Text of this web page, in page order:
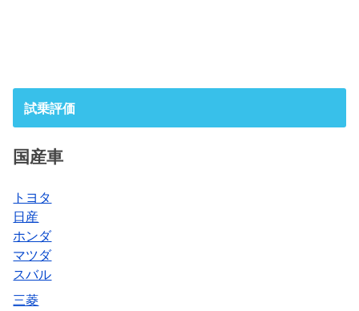
試乗評価
国産車
トヨタ
日産
ホンダ
マツダ
スバル
三菱